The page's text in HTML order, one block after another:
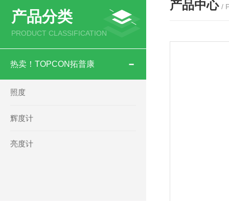
产品分类
PRODUCT CLASSIFICATION
热卖！TOPCON拓普康
照度
辉度计
亮度计
产品中心 /